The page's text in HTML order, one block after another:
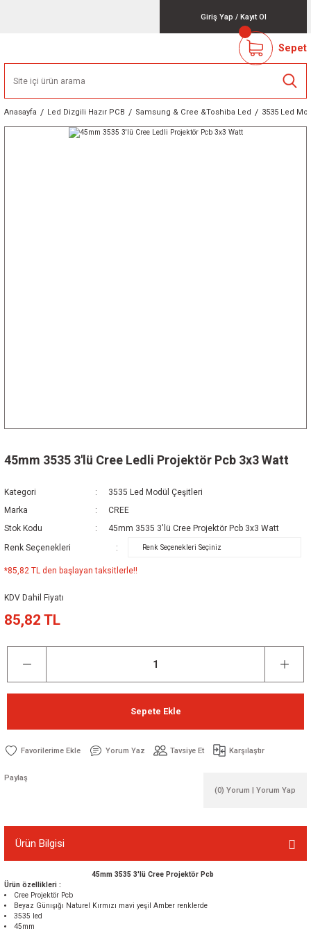
Giriş Yap / Kayıt Ol
Sepet
Anasayfa Led Dizgili Hazır PCB Samsung & Cree &Toshiba Led 3535 Led
45mm 3535 3'lü Cree Ledli Projektör Pcb 3x3 Watt
Kategori
3535 Led Modül Çeşitleri
Marka
CREE
Stok Kodu
45mm 3535 3'lü Cree Projektör Pcb 3x3 Watt
Renk Seçenekleri
*85,82 TL den başlayan taksitlerle!!
KDV Dahil Fiyatı
85,82 TL
Sepete Ekle
Yorum Yaz Tavsiye Et Karşılaştır
Paylaş
(0) Yorum | Yorum Yap
Ürün Bilgisi
45mm 3535 3'lü Cree Projektör Pcb
Ürün özellikleri :
Cree Projektör Pcb
Beyaz Günışığı Naturel Kırmızı mavi yeşil Amber renklerde
3535 led
45mm